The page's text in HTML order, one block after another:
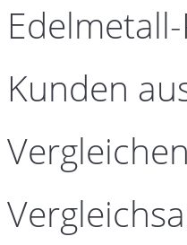
Kunden